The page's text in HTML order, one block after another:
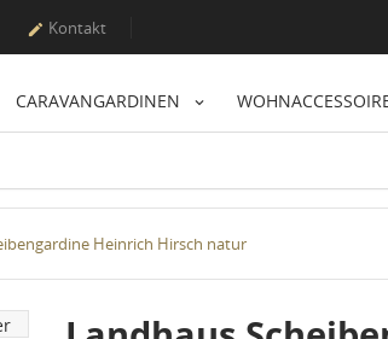
 Kontakt
CARAVANGARDINEN
Heinrich Hirsch natur